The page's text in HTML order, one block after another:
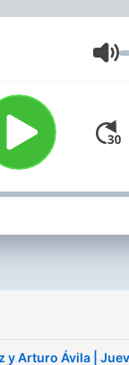
y Arturo Ávila |